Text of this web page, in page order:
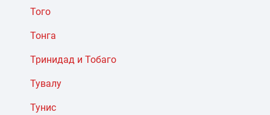
Того
Тонга
Тринидад и Тобаго
Тувалу
Тунис